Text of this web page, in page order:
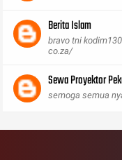
Berita Islam
bravo tni
co.za/
Sewa Proyektor
semoga semua